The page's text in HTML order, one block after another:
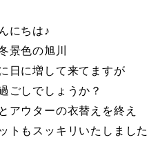
にちは♪
景色の旭川
日に増して来てますが
ごしでしょうか？
アウターの衣替えを終え
トもスッキリいたしました